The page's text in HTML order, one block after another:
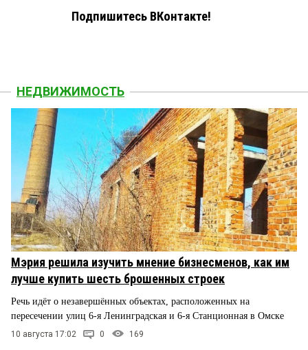
Подпишитесь ВКонтакте!
НЕДВИЖИМОСТЬ
Мэрия решила изучить мнение бизнесменов, как им
лучше купить шесть брошенных строек
Речь идёт о незавершённых объектах, расположенных на
пересечении улиц 6-я Ленинградская и 6-я Станционная в Омске
10 августа 17:02 0 169